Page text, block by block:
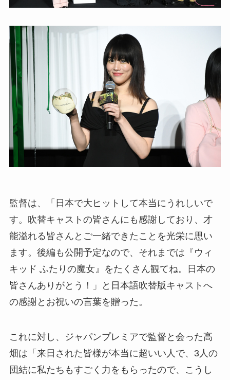
監督は、「日本で大ヒットして本当にうれしいで
す。吹替キャストの皆さんにも感謝しており、才
能溢れる皆さんとご一緒できたことを光栄に思い
ます。後編も公開予定なので、それまでは『ウィ
キッド ふたりの魔女』をたくさん観てね。日本の
皆さんありがとう！」と日本語吹替版キャストへ
の感謝とお祝いの言葉を贈った。
これに対し、ジャパンプレミアで監督と会った高
畑は「来日された皆様が本当に超いい人で、3人の
団結に私たちもすごく力をもらったので、こうし